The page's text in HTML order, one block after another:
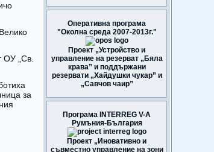
ОУ „Св.
за
Оперативна програма
"Околна среда 2007-2013г."
Проект „Устройство и
управление на резерват „Бяла
крава” и поддържани
резервати „Хайдушки чукар” и
„Савчов чаир”
Програма INTERREG V-A
Румъния-България
Проект „Иновативно и
съвместно управление на зони